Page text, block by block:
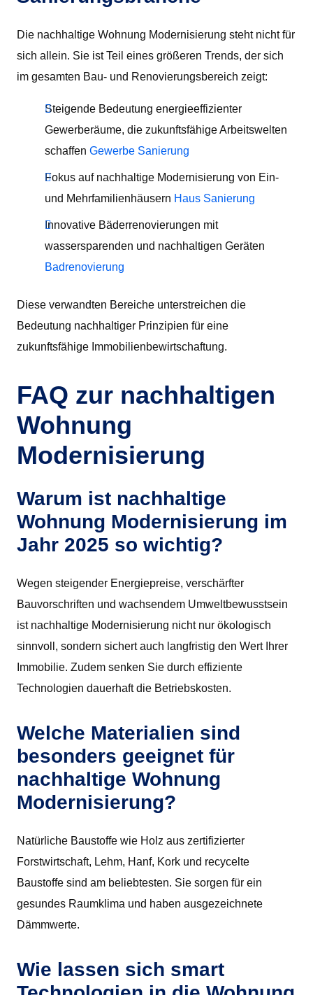
Die nachhaltige Wohnung Modernisierung steht nicht für
sich allein. Sie ist Teil eines größeren Trends, der sich
im gesamten Bau- und Renovierungsbereich zeigt:
Steigende Bedeutung energieeffizienter
Gewerberäume, die zukunftsfähige Arbeitswelten
schaffen Gewerbe Sanierung
Fokus auf nachhaltige Modernisierung von Ein-
und Mehrfamilienhäusern Haus Sanierung
Innovative Bäderrenovierungen mit
wassersparenden und nachhaltigen Geräten
Badrenovierung
Diese verwandten Bereiche unterstreichen die
Bedeutung nachhaltiger Prinzipien für eine
zukunftsfähige Immobilienbewirtschaftung.
FAQ zur nachhaltigen
Wohnung
Modernisierung
Warum ist nachhaltige
Wohnung Modernisierung im
Jahr 2025 so wichtig?
Wegen steigender Energiepreise, verschärfter
Bauvorschriften und wachsendem Umweltbewusstsein
ist nachhaltige Modernisierung nicht nur ökologisch
sinnvoll, sondern sichert auch langfristig den Wert Ihrer
Immobilie. Zudem senken Sie durch effiziente
Technologien dauerhaft die Betriebskosten.
Welche Materialien sind
besonders geeignet für
nachhaltige Wohnung
Modernisierung?
Natürliche Baustoffe wie Holz aus zertifizierter
Forstwirtschaft, Lehm, Hanf, Kork und recycelte
Baustoffe sind am beliebtesten. Sie sorgen für ein
gesundes Raumklima und haben ausgezeichnete
Dämmwerte.
Wie lassen sich smart